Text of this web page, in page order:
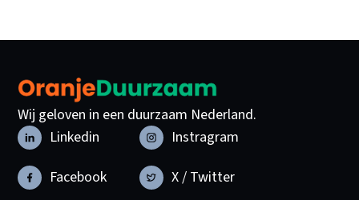
Wij geloven in een duurzaam Nederland.
Linkedin
Instragram
Facebook
X / Twitter